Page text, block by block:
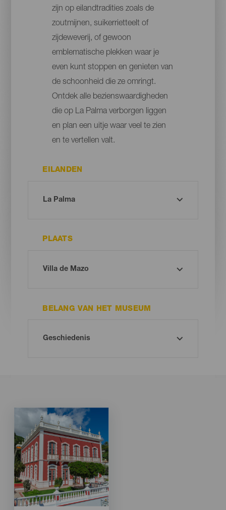
zijn op eilandtradities zoals de
zoutmijnen, suikerrietteelt of
zijdeweverij, of gewoon
emblematische plekken waar je
even kunt stoppen en genieten van
de schoonheid die ze omringt.
Ontdek alle bezienswaardigheden
die op La Palma verborgen liggen
en plan een uitje waar veel te zien
en te vertellen valt.
EILANDEN
PLAATS
BELANG VAN HET MUSEUM
Imagen
Listado
Imagen